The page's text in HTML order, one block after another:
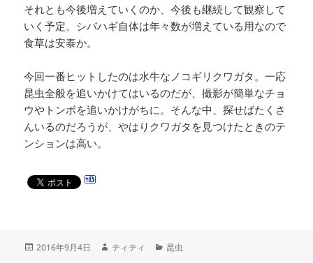
それとも今後増えていくのか、今後も継続して観察して
いく予定。シバハギ自体は年々数が増えている用なので
食草は安泰か。
今回一番ヒットしたのは水牛なノコギリクワガタ。一応
昆虫全般を追いかけてはいるのだが、撮影が簡単なチョ
ウやトンボを追いかけがちに。そんな中、探せばたくさ
んいるのだろうが、やはりクワガタを見つけたときのテ
ンションは高い。
投
2016年9月4日
作
ティティ
カ
昆虫